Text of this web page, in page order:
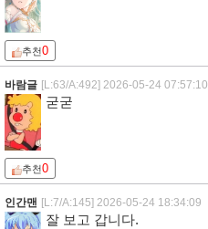
추천0
바람글 [L:63/A:492] 2026-05-24 07:57:10
굳굳
추천0
인간맨 [L:7/A:145] 2026-05-24 18:34:09
잘 보고 갑니다.